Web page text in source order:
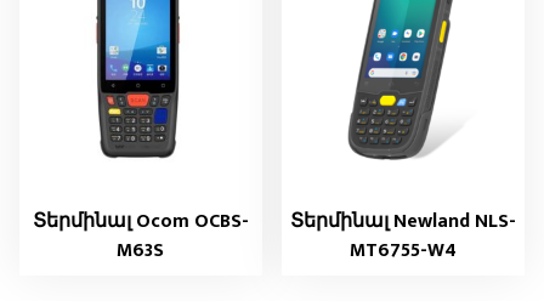
Տերմինալ Ocom OCBS-
M63S
Տերմինալ Newland NLS-
MT6755-W4